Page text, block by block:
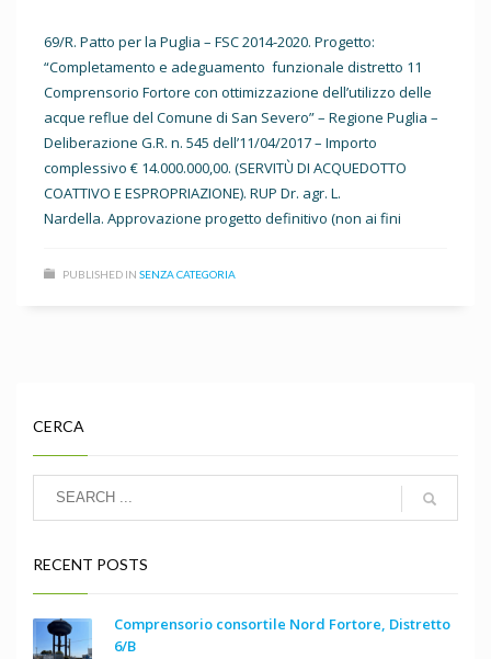
69/R. Patto per la Puglia – FSC 2014-2020. Progetto:
“Completamento e adeguamento funzionale distretto 11
Comprensorio Fortore con ottimizzazione dell’utilizzo delle
acque reflue del Comune di San Severo” – Regione Puglia –
Deliberazione G.R. n. 545 dell’11/04/2017 – Importo
complessivo € 14.000.000,00. (SERVITÙ DI ACQUEDOTTO
COATTIVO E ESPROPRIAZIONE). RUP Dr. agr. L.
Nardella. Approvazione progetto definitivo (non ai fini
PUBLISHED IN SENZA CATEGORIA
CERCA
RECENT POSTS
Comprensorio consortile Nord Fortore, Distretto
6/B